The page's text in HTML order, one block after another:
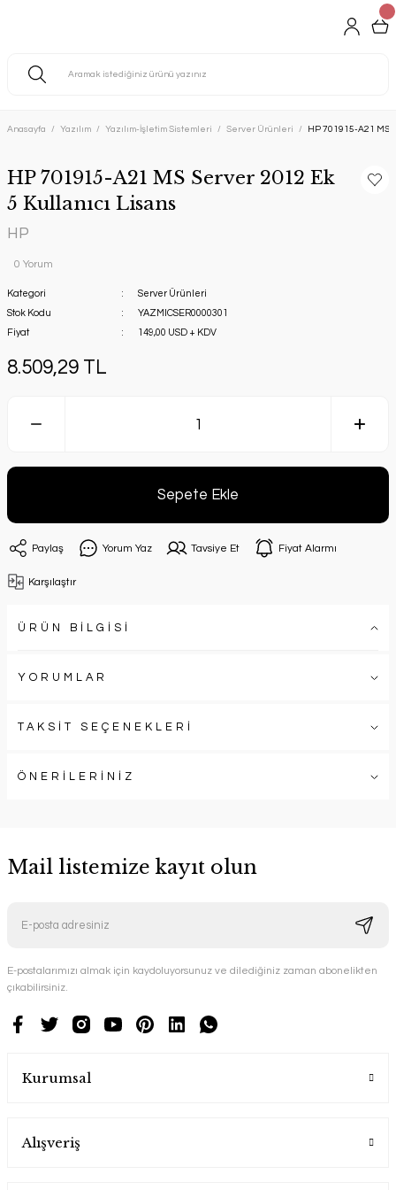
Anasayfa Yazılım Yazılım-İşletim Sistemleri Server Ürünleri HP 701915-A21 MS
HP 701915-A21 MS Server 2012 Ek
5 Kullanıcı Lisans
HP
0 Yorum
Kategori
Server Ürünleri
Stok Kodu
YAZMICSER0000301
Fiyat
149,00 USD + KDV
8.509,29 TL
Sepete Ekle
Paylaş Yorum Yaz Tavsiye Et Fiyat Alarmı
Karşılaştır
ÜRÜN BİLGİSİ
YORUMLAR
TAKSİT SEÇENEKLERİ
ÖNERİLERİNİZ
Mail listemize kayıt olun
E-postalarımızı almak için kaydoluyorsunuz ve dilediğiniz zaman abonelikten
çıkabilirsiniz.
Kurumsal
Alışveriş